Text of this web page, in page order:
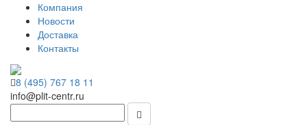
Компания
Новости
Доставка
Контакты
8 (495) 767 18 11
info@plit-centr.ru